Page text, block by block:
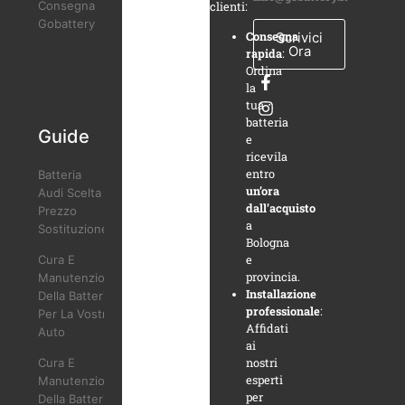
clienti:
Consegna
rapida:
Ordina
la
tua
batteria
e
ricevila
entro
un’ora
dall’acquisto
a
Bologna
e
provincia.
Installazione
professionale:
Affidati
ai
nostri
esperti
per
Scrivici
Ora
Consegna
Gobattery
Guide
Batteria
Audi Scelta
Prezzo
Sostituzione
Cura E
Manutenzione
Della Batteria
Per La Vostra
Auto
Cura E
Manutenzione
Della Batteria